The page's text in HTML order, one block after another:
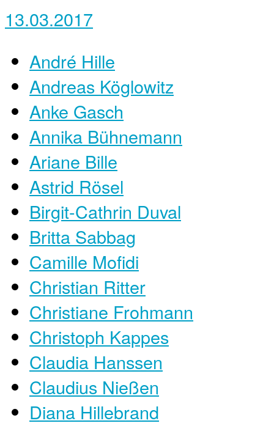
13.03.2017
André Hille
Andreas Köglowitz
Anke Gasch
Annika Bühnemann
Ariane Bille
Astrid Rösel
Birgit-Cathrin Duval
Britta Sabbag
Camille Mofidi
Christian Ritter
Christiane Frohmann
Christoph Kappes
Claudia Hanssen
Claudius Nießen
Diana Hillebrand